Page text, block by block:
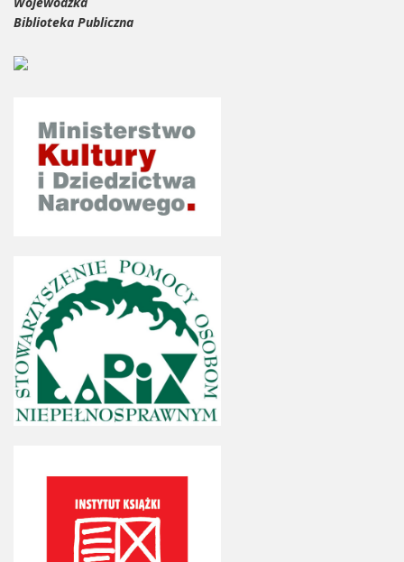
Biblioteka Publiczna